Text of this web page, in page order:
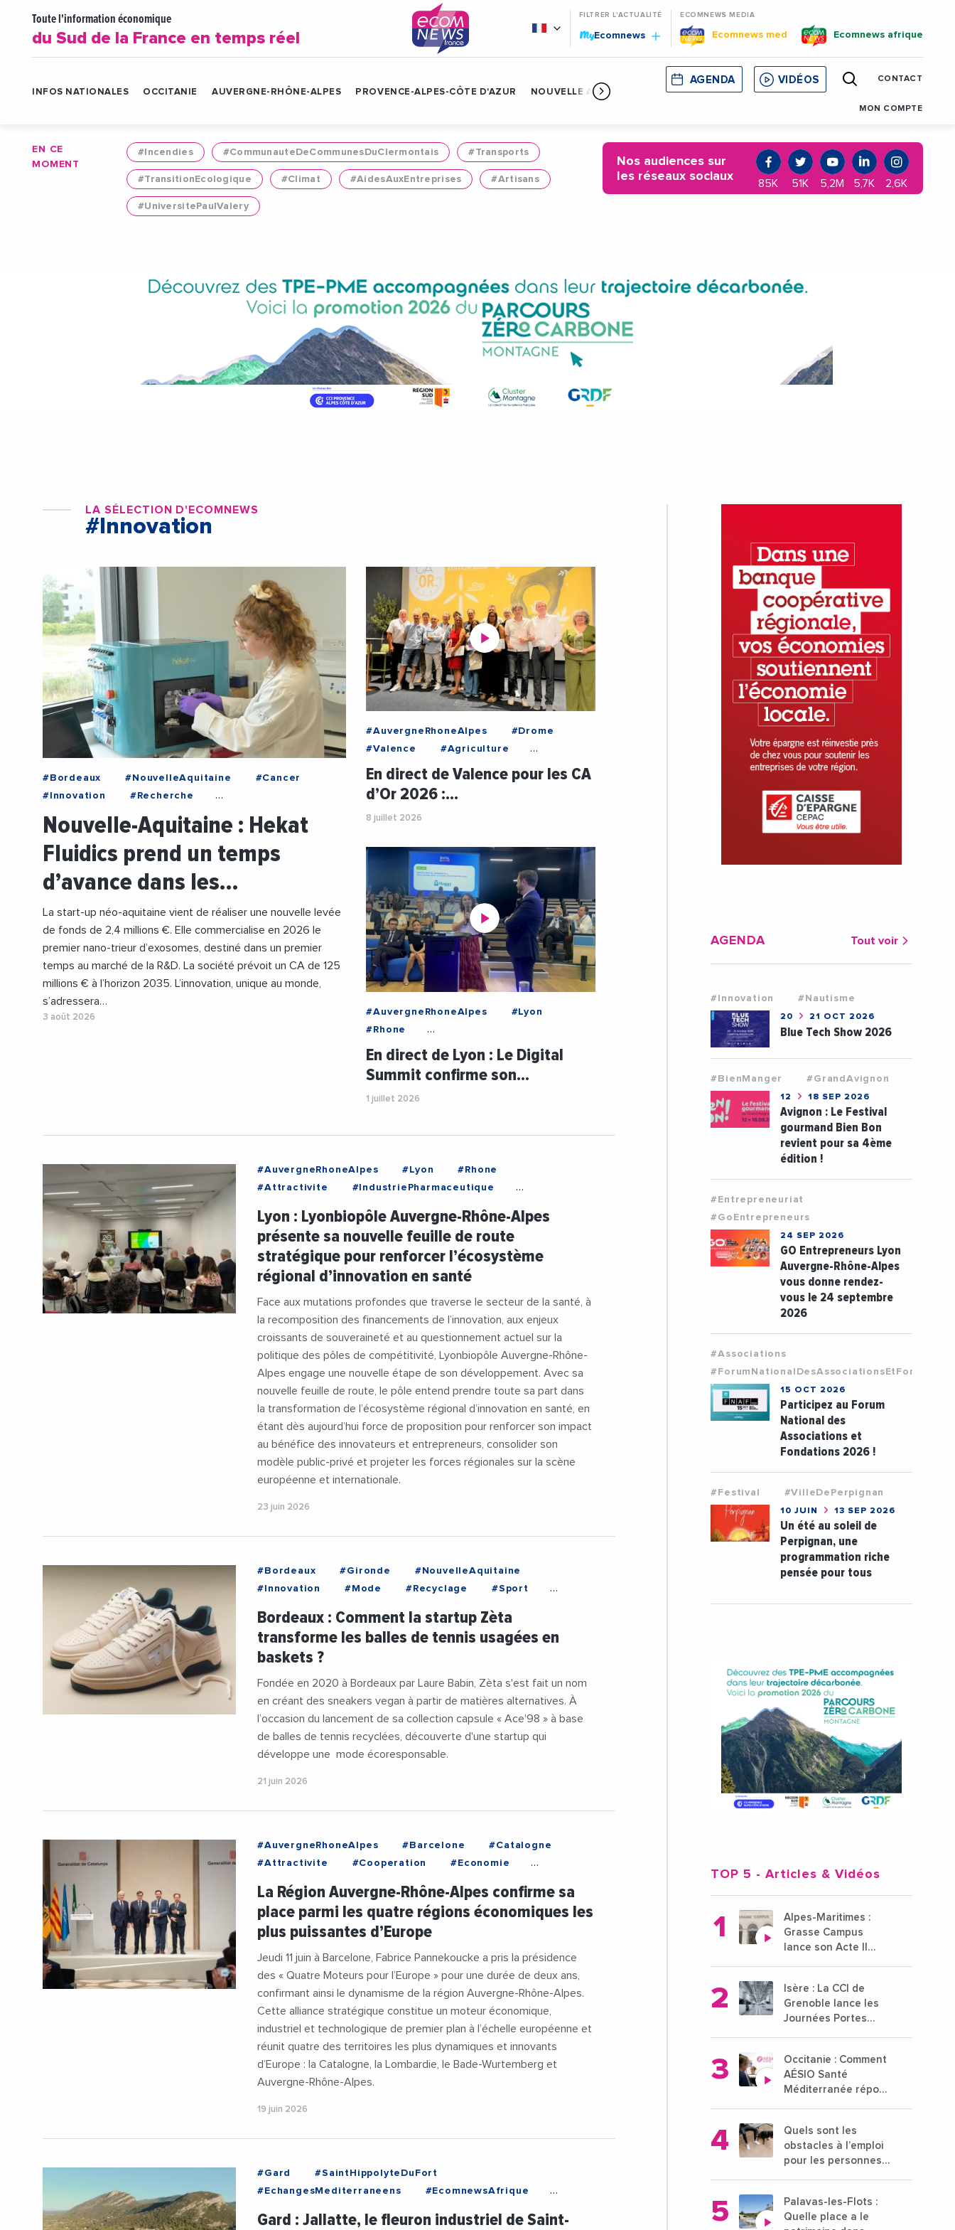
Toute l'information économique
du Sud de la France en temps réel
FILTRER L'ACTUALITÉ
MyEcomnews
ECOMNEWS MEDIA
Ecomnews med Ecomnews afrique
INFOS NATIONALES OCCITANIE AUVERGNE-RHÔNE-ALPES PROVENCE-ALPES-CÔTE D'AZUR NOUVELLE AQUITAINE CORSE MONACO CATALOGNE
AGENDA VIDÉOS CONTACT
MON COMPTE
EN CE
MOMENT
#Incendies #CommunauteDeCommunesDuClermontais #Transports
#TransitionEcologique #Climat #AidesAuxEntreprises #Artisans
#UniversitePaulValery
Nos audiences sur
les réseaux sociaux
85K 51K 5,2M 5,7K 2,6K
LA SÉLECTION D'ECOMNEWS
#Innovation
#Bordeaux #NouvelleAquitaine
#Cancer
#Innovation
#Recherche
#Sante
#VieDesEntreprises
Nouvelle-Aquitaine : Hekat
Fluidics prend un temps
d’avance dans les…
La start-up néo-aquitaine vient de réaliser une nouvelle levée
de fonds de 2,4 millions €. Elle commercialise en 2026 le
premier nano-trieur d’exosomes, destiné dans un premier
temps au marché de la R&D. La société prévoit un CA de 125
millions € à l’horizon 2035. L’innovation, unique au monde,
s’adressera…
3 août 2026
#AuvergneRhoneAlpes
#Drome
#Valence
#Agriculture
#Concours
#CreditAgricole
#CreditAgricoleSudRhoneAlpes
#Innovation
#Social
#TransitionEcologique
En direct de Valence pour les CA
d’Or 2026 :…
8 juillet 2026
#AuvergneRhoneAlpes
#Lyon
#Rhone
#CampusDuNumeriqueAuvergne
#FabricePannekoucke
#Formation
#Innovation
#RegionAuvergneRhoneAlpes
En direct de Lyon : Le Digital
Summit confirme son…
1 juillet 2026
#AuvergneRhoneAlpes #Lyon
#Rhone
#Attractivite
#IndustriePharmaceutique
#VieDesEntreprises
Lyon : Lyonbiopôle Auvergne-Rhône-Alpes
présente sa nouvelle feuille de route
stratégique pour renforcer l’écosystème
régional d’innovation en santé
Face aux mutations profondes que traverse le secteur de la santé, à
la recomposition des financements de l’innovation, aux enjeux
croissants de souveraineté et au questionnement actuel sur la
politique des pôles de compétitivité, Lyonbiopôle Auvergne-Rhône-
Alpes engage une nouvelle étape de son développement. Avec sa
nouvelle feuille de route, le pôle entend prendre toute sa part dans
la transformation de l’écosystème régional d’innovation en santé, en
étant dès aujourd’hui force de proposition pour renforcer son impact
au bénéfice des innovateurs et entrepreneurs, consolider son
modèle public-privé et projeter les forces régionales sur la scène
européenne et internationale.
23 juin 2026
#Bordeaux #Gironde
#NouvelleAquitaine
#Innovation
#Mode #Recyclage
#Sport
Bordeaux : Comment la startup Zèta
transforme les balles de tennis usagées en
baskets ?
Fondée en 2020 à Bordeaux par Laure Babin, Zèta s'est fait un nom
en créant des sneakers vegan à partir de matières alternatives. À
l’occasion du lancement de sa collection capsule « Ace'98 » à base
de balles de tennis recyclées, découverte d'une startup qui
développe une mode écoresponsable.
21 juin 2026
#AuvergneRhoneAlpes #Barcelone
#Catalogne
#Attractivite
#Cooperation
#Economie
#RegionAuvergneRhoneAlpes
La Région Auvergne-Rhône-Alpes confirme sa
place parmi les quatre régions économiques les
plus puissantes d’Europe
Jeudi 11 juin à Barcelone, Fabrice Pannekoucke a pris la présidence
des « Quatre Moteurs pour l’Europe » pour une durée de deux ans,
confirmant ainsi le dynamisme de la région Auvergne-Rhône-Alpes.
Cette alliance stratégique constitue un moteur économique,
industriel et technologique de premier plan à l’échelle européenne et
réunit quatre des territoires les plus dynamiques et innovants
d’Europe : la Catalogne, la Lombardie, le Bade-Wurtemberg et
Auvergne-Rhône-Alpes.
19 juin 2026
#Gard
#SaintHippolyteDuFort
#EchangesMediterraneens
#EcomnewsAfrique
#Innovation
#MadeInFrance
#Partenariat
Gard : Jallatte, le fleuron industriel de Saint-
AGENDA Tout voir
#Innovation #Nautisme
20 21 OCT 2026
Blue Tech Show 2026
#BienManger #GrandAvignon
12 18 SEP 2026
Avignon : Le Festival
gourmand Bien Bon
revient pour sa 4ème
édition !
#Entrepreneuriat
#GoEntrepreneurs
24 SEP 2026
GO Entrepreneurs Lyon
Auvergne-Rhône-Alpes
vous donne rendez-
vous le 24 septembre
2026
#Associations
15 OCT 2026
Participez au Forum
National des
Associations et
Fondations 2026 !
#Festival #VilleDePerpignan
10 JUIN 13 SEP 2026
Un été au soleil de
Perpignan, une
programmation riche
pensée pour tous
TOP 5 - Articles & Vidéos
Alpes-Maritimes :
Grasse Campus
lance son Acte II
pour l'enseignement
supérieur
Isère : La CCI de
Grenoble lance les
Journées Portes
21 octobre 2024
Occitanie : Comment
AÉSIO Santé
Méditerranée répond
médicaux ?
Quels sont les
obstacles à l’emploi
pour les personnes
Palavas-les-Flots :
Quelle place a le